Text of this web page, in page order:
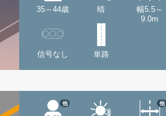
35～44歳 晴
幅5.5～
9.0m
信号なし 単路
他 他